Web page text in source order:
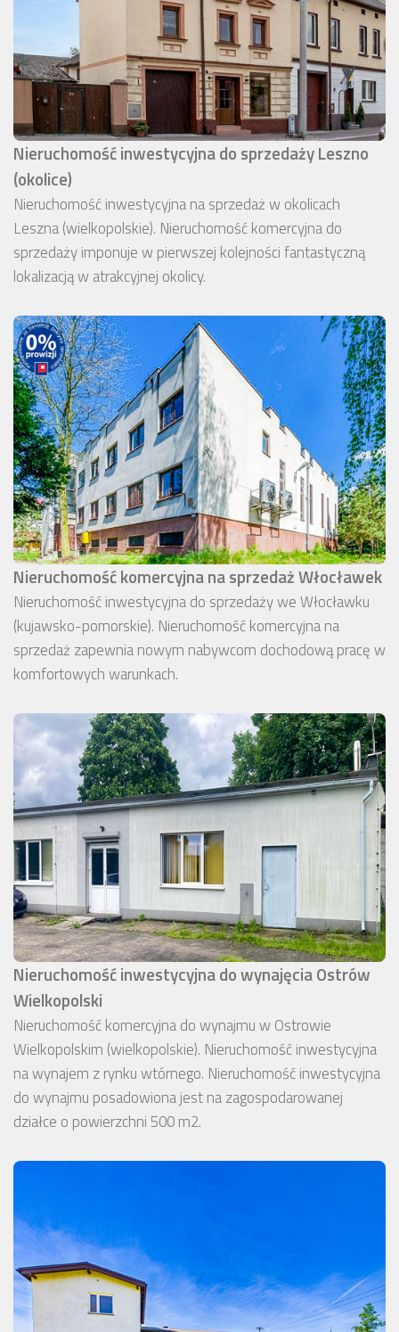
Nieruchomość inwestycyjna do sprzedaży Leszno
(okolice)
Nieruchomość inwestycyjna na sprzedaż w okolicach
Leszna (wielkopolskie). Nieruchomość komercyjna do
sprzedaży imponuje w pierwszej kolejności fantastyczną
lokalizacją w atrakcyjnej okolicy.
Nieruchomość komercyjna na sprzedaż Włocławek
Nieruchomość inwestycyjna do sprzedaży we Włocławku
(kujawsko-pomorskie). Nieruchomość komercyjna na
sprzedaż zapewnia nowym nabywcom dochodową pracę w
komfortowych warunkach.
Nieruchomość inwestycyjna do wynajęcia Ostrów
Wielkopolski
Nieruchomość komercyjna do wynajmu w Ostrowie
Wielkopolskim (wielkopolskie). Nieruchomość inwestycyjna
na wynajem z rynku wtórnego. Nieruchomość inwestycyjna
do wynajmu posadowiona jest na zagospodarowanej
działce o powierzchni 500 m2.